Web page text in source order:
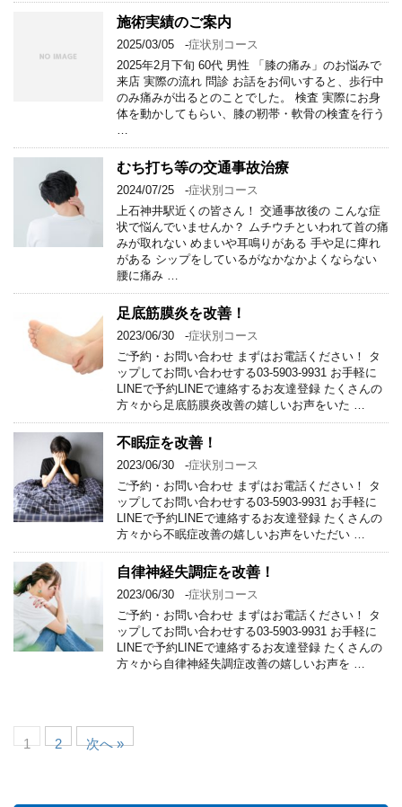
施術実績のご案内
2025/03/05 -症状別コース
2025年2月下旬 60代 男性 「膝の痛み」のお悩みで
来店 実際の流れ 問診 お話をお伺いすると、歩行中
のみ痛みが出るとのことでした。 検査 実際にお身
体を動かしてもらい、膝の靭帯・軟骨の検査を行う
むち打ち等の交通事故治療
2024/07/25 -症状別コース
上石神井駅近くの皆さん！ 交通事故後の こんな症
状で悩んでいませんか？ ムチウチといわれて首の痛
みが取れない めまいや耳鳴りがある 手や足に痺れ
がある シップをしているがなかなかよくならない
腰に痛み …
足底筋膜炎を改善！
2023/06/30 -症状別コース
ご予約・お問い合わせ まずはお電話ください！ タ
ップしてお問い合わせする03-5903-9931 お手軽に
LINEで予約LINEで連絡するお友達登録 たくさんの
方々から足底筋膜炎改善の嬉しいお声をいた …
不眠症を改善！
2023/06/30 -症状別コース
ご予約・お問い合わせ まずはお電話ください！ タ
ップしてお問い合わせする03-5903-9931 お手軽に
LINEで予約LINEで連絡するお友達登録 たくさんの
方々から不眠症改善の嬉しいお声をいただい …
自律神経失調症を改善！
2023/06/30 -症状別コース
ご予約・お問い合わせ まずはお電話ください！ タ
ップしてお問い合わせする03-5903-9931 お手軽に
LINEで予約LINEで連絡するお友達登録 たくさんの
方々から自律神経失調症改善の嬉しいお声を …
1 2 次へ »